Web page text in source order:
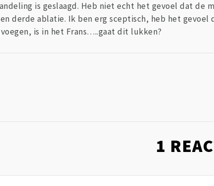
is geslaagd. Heb niet echt het gevoel dat
derde ablatie. Ik ben erg sceptisch, heb het
is in het Frans…..gaat dit lukken?
1